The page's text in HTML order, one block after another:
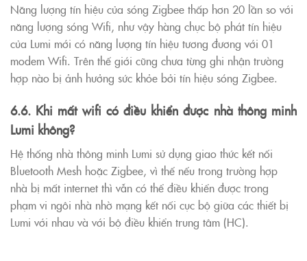
Năng lượng tín hiệu của sóng Zigbee thấp hơn 20 lần so với
năng lượng sóng Wifi, như vậy hàng chục bộ phát tín hiệu
của Lumi mới có năng lượng tín hiệu tương đương với 01
modem Wifi. Trên thế giới cũng chưa từng ghi nhận trường
hợp nào bị ảnh hưởng sức khỏe bởi tín hiệu sóng Zigbee.
6.6. Khi mất wifi có điều khiển được nhà thông minh
Lumi không?
Hệ thống nhà thông minh Lumi sử dụng giao thức kết nối
Bluetooth Mesh hoặc Zigbee, vì thế nếu trong trường hợp
nhà bị mất internet thì vẫn có thể điều khiển được trong
phạm vi ngôi nhà nhờ mạng kết nối cục bộ giữa các thiết bị
Lumi với nhau và với bộ điều khiển trung tâm (HC).